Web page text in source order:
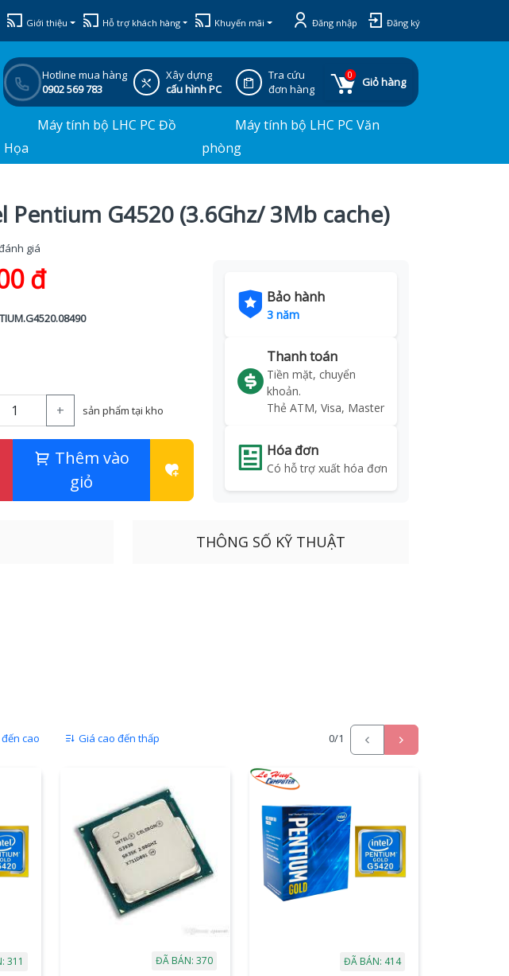
Giới thiệu Hỗ trợ khách hàng Khuyến mãi Đăng nhập Đăng ký
Hotline mua hàng
0902 569 783
Xây dựng
cấu hình PC
Tra cứu
đơn hàng
0
Giỏ hàng
Máy tính bộ LHC PC Đồ
Họa
Máy tính bộ LHC PC Văn
phòng
Pentium G4520 (3.6Ghz/ 3Mb cache)
giá
đ
+ sản phẩm tại kho
Thêm vào
giỏ
Bảo hành
3 năm
Thanh toán
Tiền mặt, chuyển
khoản.
Thẻ ATM, Visa, Master
Hóa đơn
Có hỗ trợ xuất hóa đơn
THÔNG SỐ KỸ THUẬT
cao Giá cao đến thấp 0/1
311 ĐÃ BÁN: 370 ĐÃ BÁN: 414